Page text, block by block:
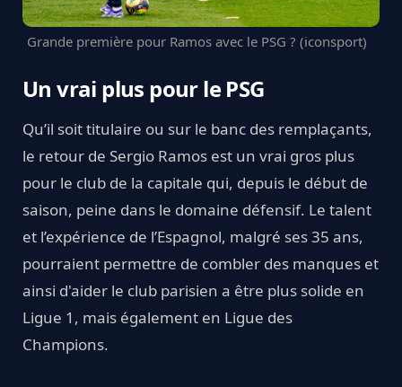
Grande première pour Ramos avec le PSG ? (iconsport)
Un vrai plus pour le PSG
Qu’il soit titulaire ou sur le banc des remplaçants,
le retour de Sergio Ramos est un vrai gros plus
pour le club de la capitale qui, depuis le début de
saison, peine dans le domaine défensif. Le talent
et l’expérience de l’Espagnol, malgré ses 35 ans,
pourraient permettre de combler des manques et
ainsi d'aider le club parisien a être plus solide en
Ligue 1, mais également en Ligue des
Champions.